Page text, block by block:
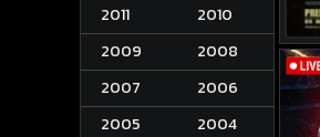
2011
2010
2009
2008
2007
2006
2005
2004